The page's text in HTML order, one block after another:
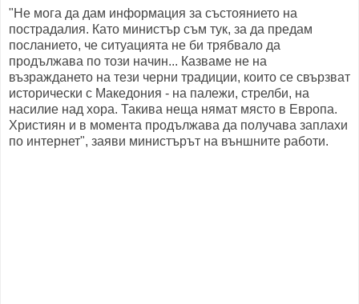
"Не мога да дам информация за състоянието на
пострадалия. Като министър съм тук, за да предам
посланието, че ситуацията не би трябвало да
продължава по този начин... Казваме не на
възраждането на тези черни традиции, които се свързват
исторически с Македония - на палежи, стрелби, на
насилие над хора. Такива неща нямат място в Европа.
Християн и в момента продължава да получава заплахи
по интернет", заяви министърът на външните работи.